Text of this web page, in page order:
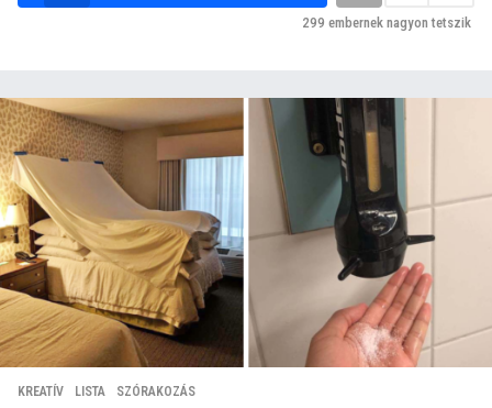
299 embernek nagyon tetszik
KREATÍV ,LISTA ,SZÓRAKOZÁS